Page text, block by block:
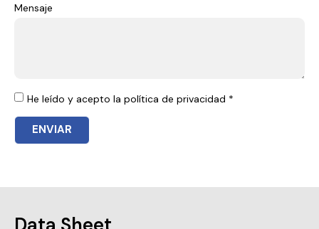
Mensaje
He leído y acepto la política de privacidad *
ENVIAR